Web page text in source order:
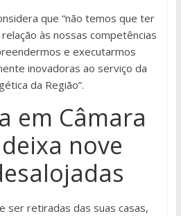
que “não temos que ter
às nossas competências
e executarmos
inovadoras ao serviço da
da Região”.
em Câmara
nove
ser retiradas das suas casas,